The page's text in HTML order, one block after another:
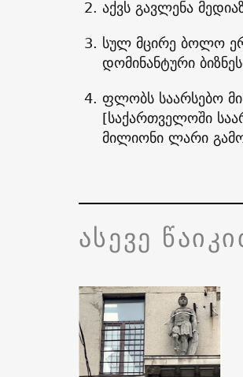
აქვს გავლენა
სულ მცირე ბოლო
დომინანტური
ფლობს საარსებო
[საქართველოში
მილიონი ლარი
ასევე